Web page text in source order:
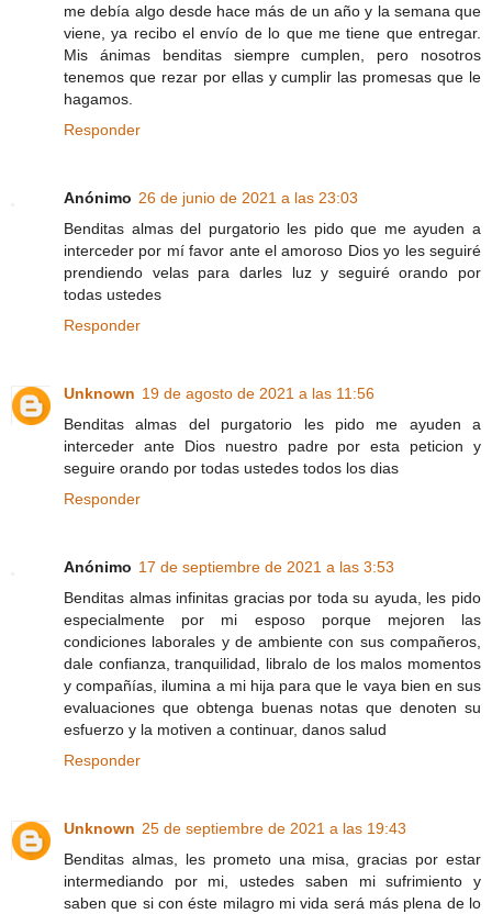
me debía algo desde hace más de un año y la semana que
viene, ya recibo el envío de lo que me tiene que entregar.
Mis ánimas benditas siempre cumplen, pero nosotros
tenemos que rezar por ellas y cumplir las promesas que le
hagamos.
Responder
Anónimo 26 de junio de 2021 a las 23:03
Benditas almas del purgatorio les pido que me ayuden a
interceder por mí favor ante el amoroso Dios yo les seguiré
prendiendo velas para darles luz y seguiré orando por
todas ustedes
Responder
Unknown 19 de agosto de 2021 a las 11:56
Benditas almas del purgatorio les pido me ayuden a
interceder ante Dios nuestro padre por esta peticion y
seguire orando por todas ustedes todos los dias
Responder
Anónimo 17 de septiembre de 2021 a las 3:53
Benditas almas infinitas gracias por toda su ayuda, les pido
especialmente por mi esposo porque mejoren las
condiciones laborales y de ambiente con sus compañeros,
dale confianza, tranquilidad, libralo de los malos momentos
y compañías, ilumina a mi hija para que le vaya bien en sus
evaluaciones que obtenga buenas notas que denoten su
esfuerzo y la motiven a continuar, danos salud
Responder
Unknown 25 de septiembre de 2021 a las 19:43
Benditas almas, les prometo una misa, gracias por estar
intermediando por mi, ustedes saben mi sufrimiento y
saben que si con éste milagro mi vida será más plena de lo